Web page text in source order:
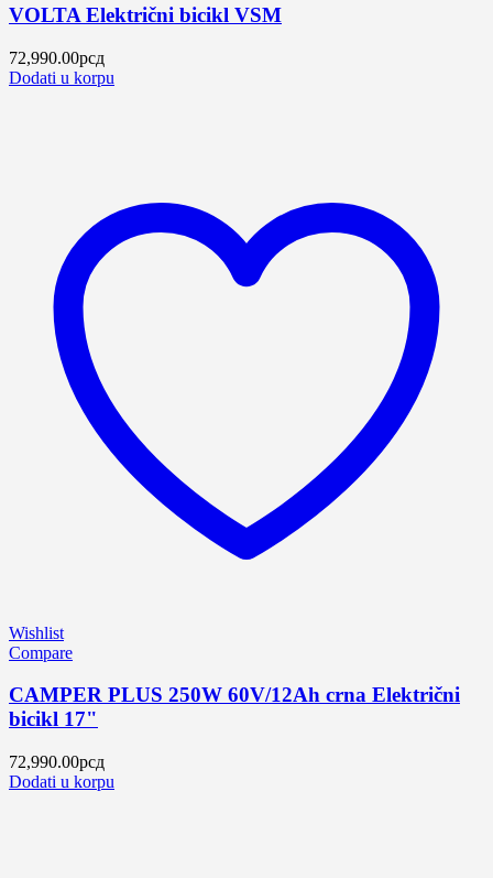
VOLTA Električni bicikl VSM
72,990.00рсд
Dodati u korpu
Wishlist
Compare
CAMPER PLUS 250W 60V/12Ah crna Električni
bicikl 17"
72,990.00рсд
Dodati u korpu